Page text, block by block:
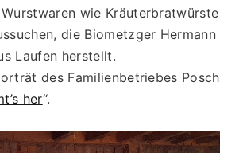
wie Kräuterbratwürste
die Biometzger Hermann
Laufen herstellt.
des Familienbetriebes Posch
her“.